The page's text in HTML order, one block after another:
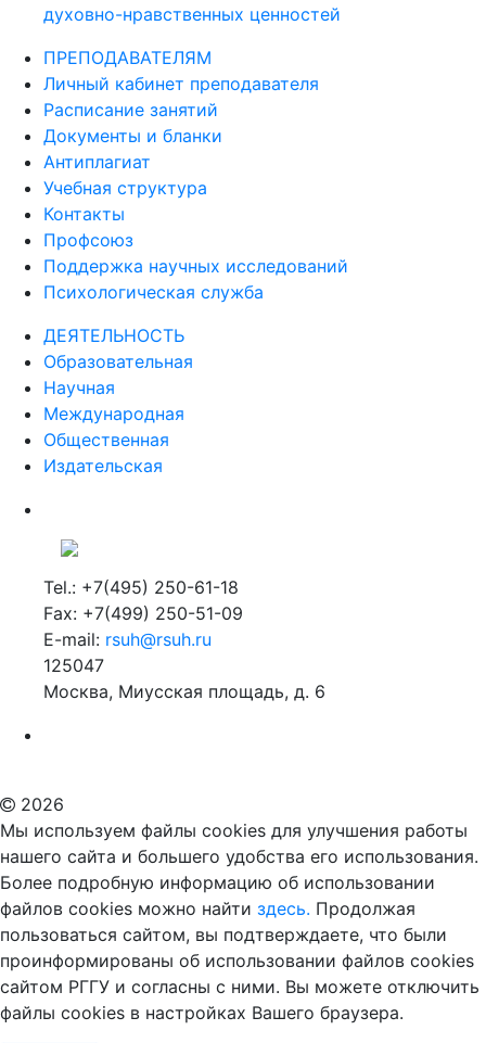
духовно-нравственных ценностей
ПРЕПОДАВАТЕЛЯМ
Личный кабинет преподавателя
Расписание занятий
Документы и бланки
Антиплагиат
Учебная структура
Контакты
Профсоюз
Поддержка научных исследований
Психологическая служба
ДЕЯТЕЛЬНОСТЬ
Образовательная
Научная
Международная
Общественная
Издательская
Tel.: +7(495) 250-61-18
Fax: +7(499) 250-51-09
E-mail: rsuh@rsuh.ru
125047
Москва, Миусская площадь, д. 6
2026
Мы используем файлы cookies для улучшения работы
нашего сайта и большего удобства его использования.
Более подробную информацию об использовании
файлов cookies можно найти здесь. Продолжая
пользоваться сайтом, вы подтверждаете, что были
проинформированы об использовании файлов cookies
сайтом РГГУ и согласны с ними. Вы можете отключить
файлы cookies в настройках Вашего браузера.